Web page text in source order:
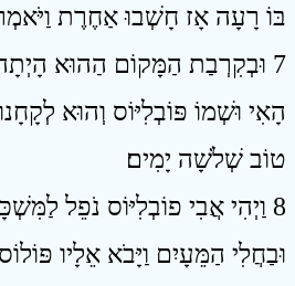
בּוֹ רָעָה אָז חָשְׁבוּ אַחֶרֶת
7 וּבְקִרְבַת הַמָּקוֹם הַהוּא
הָאִי וּשְׁמוֹ פּוֹבְלִיּוֹס וְהוּא
טוֹב שְׁלֹשָׁה יָמִים׃
8 וַיְהִי אֲבִי פוֹבְלִיּוֹס נֹפֵל
וּבַחֲלִי הַמֵּעָיִם וַיָּבֹא אֵלָיו